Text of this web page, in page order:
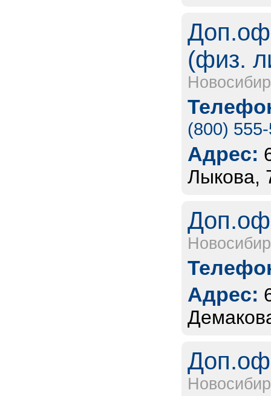
(физ.
(800)
Адрес:
Лыкова,
Адрес: